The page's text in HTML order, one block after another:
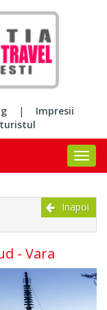
|
Impresii
Inapoi
- Vara